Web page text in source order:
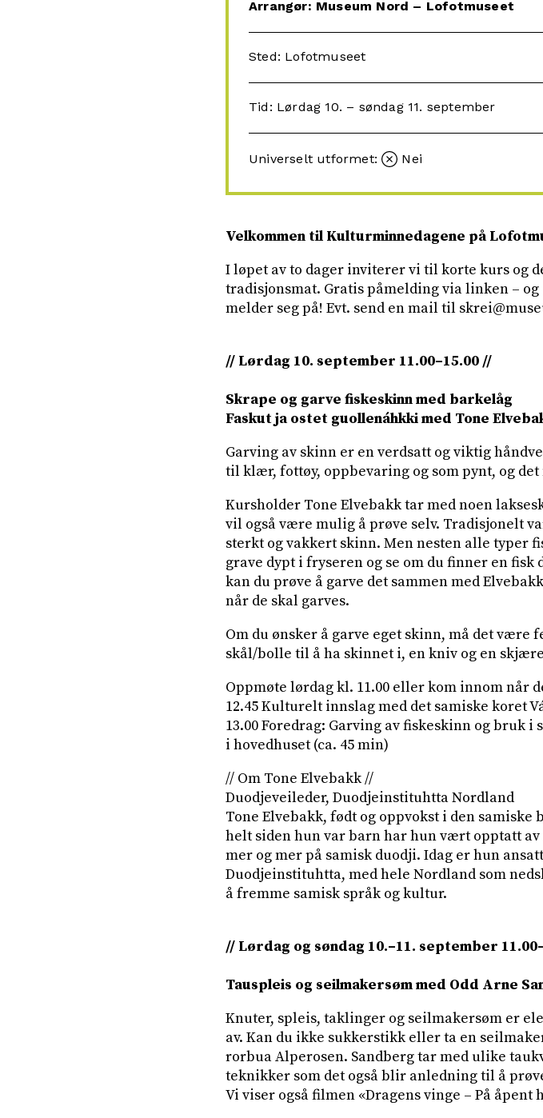
Arrangør: Museum Nord – Lofotmuseet
Sted: Lofotmuseet
Tid: Lørdag 10. – søndag 11. september
Universelt utformet: Nei
Velkommen til Kulturminnedagene på
I løpet av to dager inviterer vi til korte kurs og
tradisjonsmat. Gratis påmelding via linken –
melder seg på! Evt. send en mail til
// Lørdag 10. september 11.00–15.00 //
Skrape og garve fiskeskinn med barkelåg
Faskut ja ostet guollenáhkki med Tone
Garving av skinn er en verdsatt og viktig
til klær, fottøy, oppbevaring og som pynt, og
Kursholder Tone Elvebakk tar med noen
vil også være mulig å prøve selv. Tradisjonelt
sterkt og vakkert skinn. Men nesten alle typer
grave dypt i fryseren og se om du finner en fisk
kan du prøve å garve det sammen med
når de skal garves.
Om du ønsker å garve eget skinn, må det være
skål/bolle til å ha skinnet i, en kniv og en
Oppmøte lørdag kl. 11.00 eller kom innom når
12.45 Kulturelt innslag med det samiske koret
13.00 Foredrag: Garving av fiskeskinn og bruk i
i hovedhuset (ca. 45 min)
// Om Tone Elvebakk //
Duodjeveileder, Duodjeinstituhtta Nordland
Tone Elvebakk, født og oppvokst i den samiske
helt siden hun var barn har hun vært opptatt
mer og mer på samisk duodji. Idag er hun
Duodjeinstituhtta, med hele Nordland som
å fremme samisk språk og kultur.
// Lørdag og søndag 10.–11. september
Tauspleis og seilmakersøm med Odd Arne
Knuter, spleis, taklinger og seilmakersøm er
av. Kan du ikke sukkerstikk eller ta en
rorbua Alperosen. Sandberg tar med ulike
teknikker som det også blir anledning til å
Vi viser også filmen «Dragens vinge – På åpent